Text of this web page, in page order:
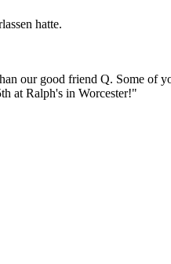
hatte.
our good friend Q. Some
at Ralph's in Worcester!"